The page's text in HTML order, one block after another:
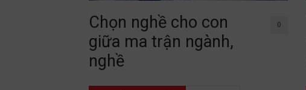
Chọn nghề cho con
giữa ma trận ngành,
nghề
0